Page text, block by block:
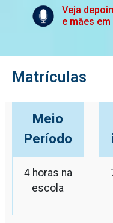
Veja
e mães
Matrículas
Meio
Período
4 horas na
escola